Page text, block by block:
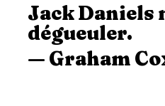
Jack Daniels
dégueuler.
— Graham